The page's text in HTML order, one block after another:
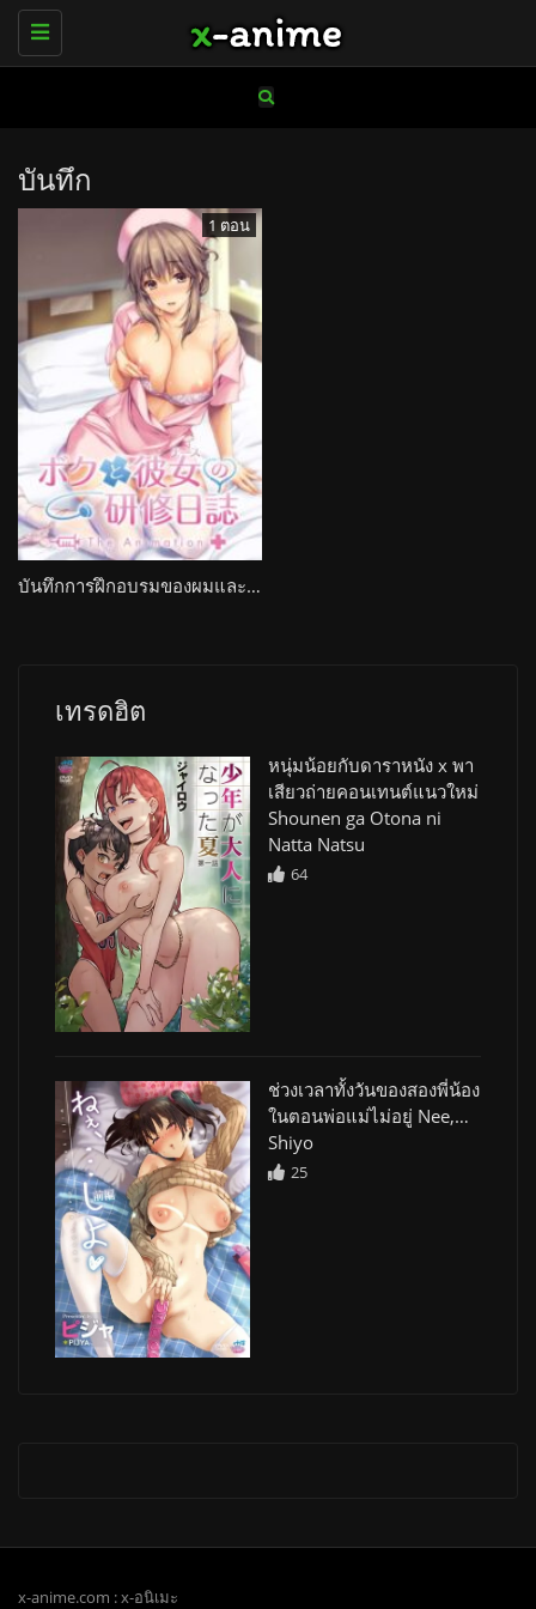
Toggle
navigation
บันทึก
1 ตอน
บันทึกการฝึกอบรมของผมและเพื่อนพยาบาล Boku to Nurse no Kenshuu Nisshi The Animation
เทรดฮิต
หนุ่มน้อยกับดาราหนัง x พา
เสียวถ่ายคอนเทนต์แนวใหม่
Shounen ga Otona ni
Natta Natsu
64
ช่วงเวลาทั้งวันของสองพี่น้อง
ในตอนพ่อแม่ไม่อยู่ Nee,…
Shiyo
25
x-anime.com : x-อนิเมะ